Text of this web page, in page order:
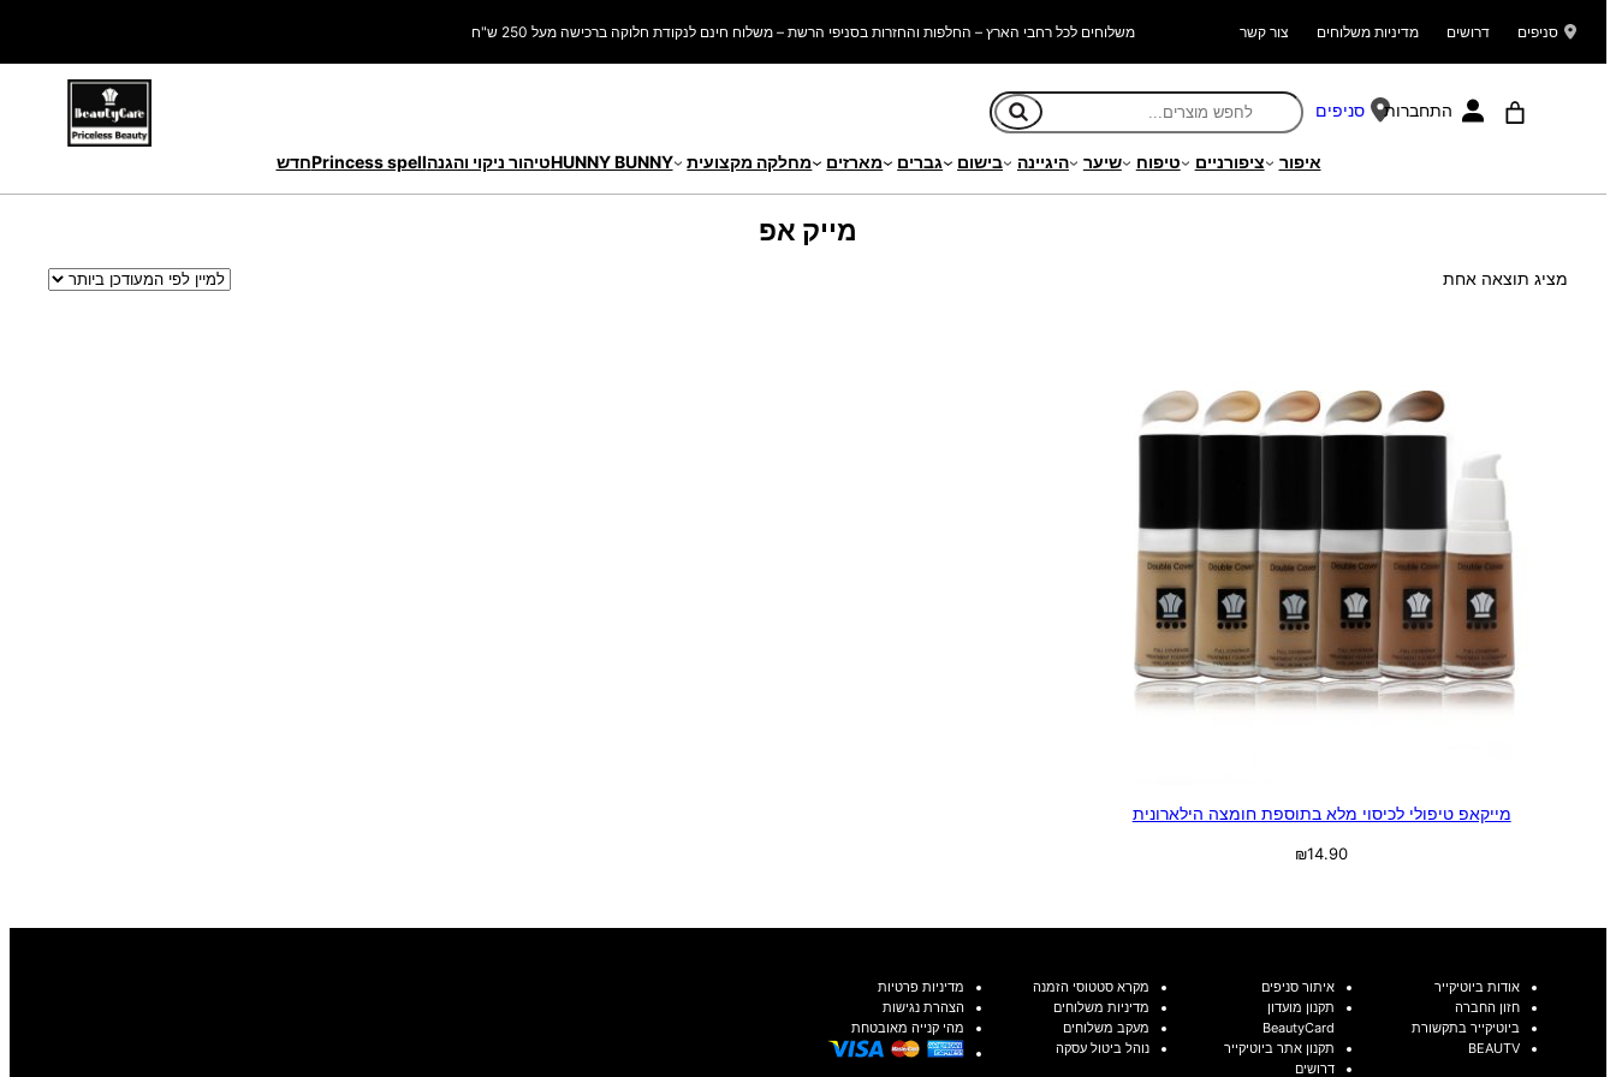
סניפים דרושים מדיניות משלוחים צור קשר משלוחים לכל רחבי הארץ – החלפות והחזרות בסניפי הרשת – משלוח חינם לנקודת חלוקה ברכישה מעל 250 ש"ח
התחברות סניפים
איפור ציפורניים טיפוח שיער היגיינה בישום גברים מארזים מחלקה מקצועית HUNNY BUNNYטיהור ניקוי והגנהPrincess spellחדש
מייק אפ
מציג תוצאה אחת
מייקאפ טיפולי לכיסוי מלא בתוספת חומצה הילארונית
₪14.90
אודות ביוטיקייר
חזון החברה
ביוטיקייר בתקשורת
BEAUTV
איתור סניפים
תקנון מועדון
BeautyCard
תקנון אתר ביוטיקייר
דרושים
מקרא סטטוסי הזמנה
מדיניות משלוחים
מעקב משלוחים
נוהל ביטול עסקה
מדיניות פרטיות
הצהרת נגישות
מהי קנייה מאובטחת